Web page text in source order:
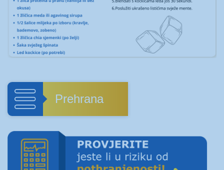
Prehrana